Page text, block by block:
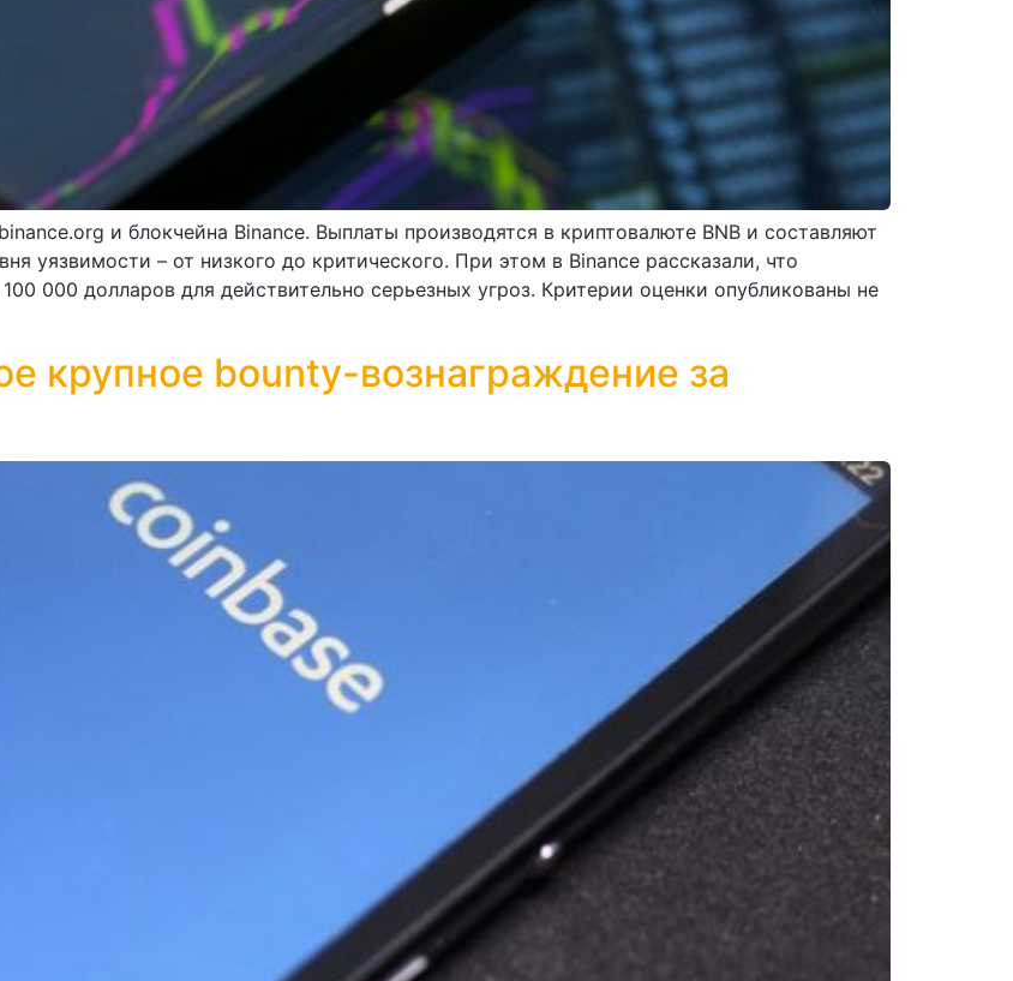
и блокчейна Binance. Выплаты производятся в криптовалюте BNB и составляют
уязвимости – от низкого до критического. При этом в Binance рассказали, что
000 долларов для действительно серьезных угроз. Критерии оценки опубликованы не
крупное bounty-вознаграждение за